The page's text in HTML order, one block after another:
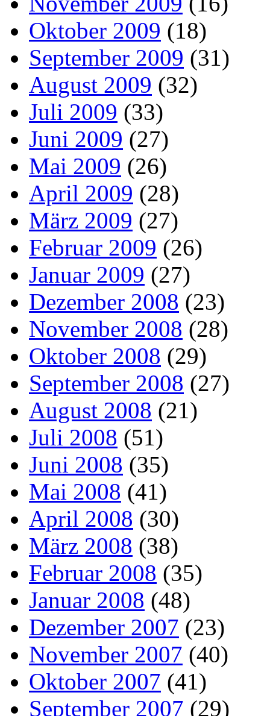
Oktober 2009 (18)
September 2009 (31)
August 2009 (32)
Juli 2009 (33)
Juni 2009 (27)
Mai 2009 (26)
April 2009 (28)
März 2009 (27)
Februar 2009 (26)
Januar 2009 (27)
Dezember 2008 (23)
November 2008 (28)
Oktober 2008 (29)
September 2008 (27)
August 2008 (21)
Juli 2008 (51)
Juni 2008 (35)
Mai 2008 (41)
April 2008 (30)
März 2008 (38)
Februar 2008 (35)
Januar 2008 (48)
Dezember 2007 (23)
November 2007 (40)
Oktober 2007 (41)
September 2007 (29)